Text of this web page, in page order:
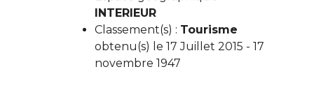
INTERIEUR
Classement(s) : Tourisme
obtenu(s) le 17 Juillet 2015 - 17
novembre 1947